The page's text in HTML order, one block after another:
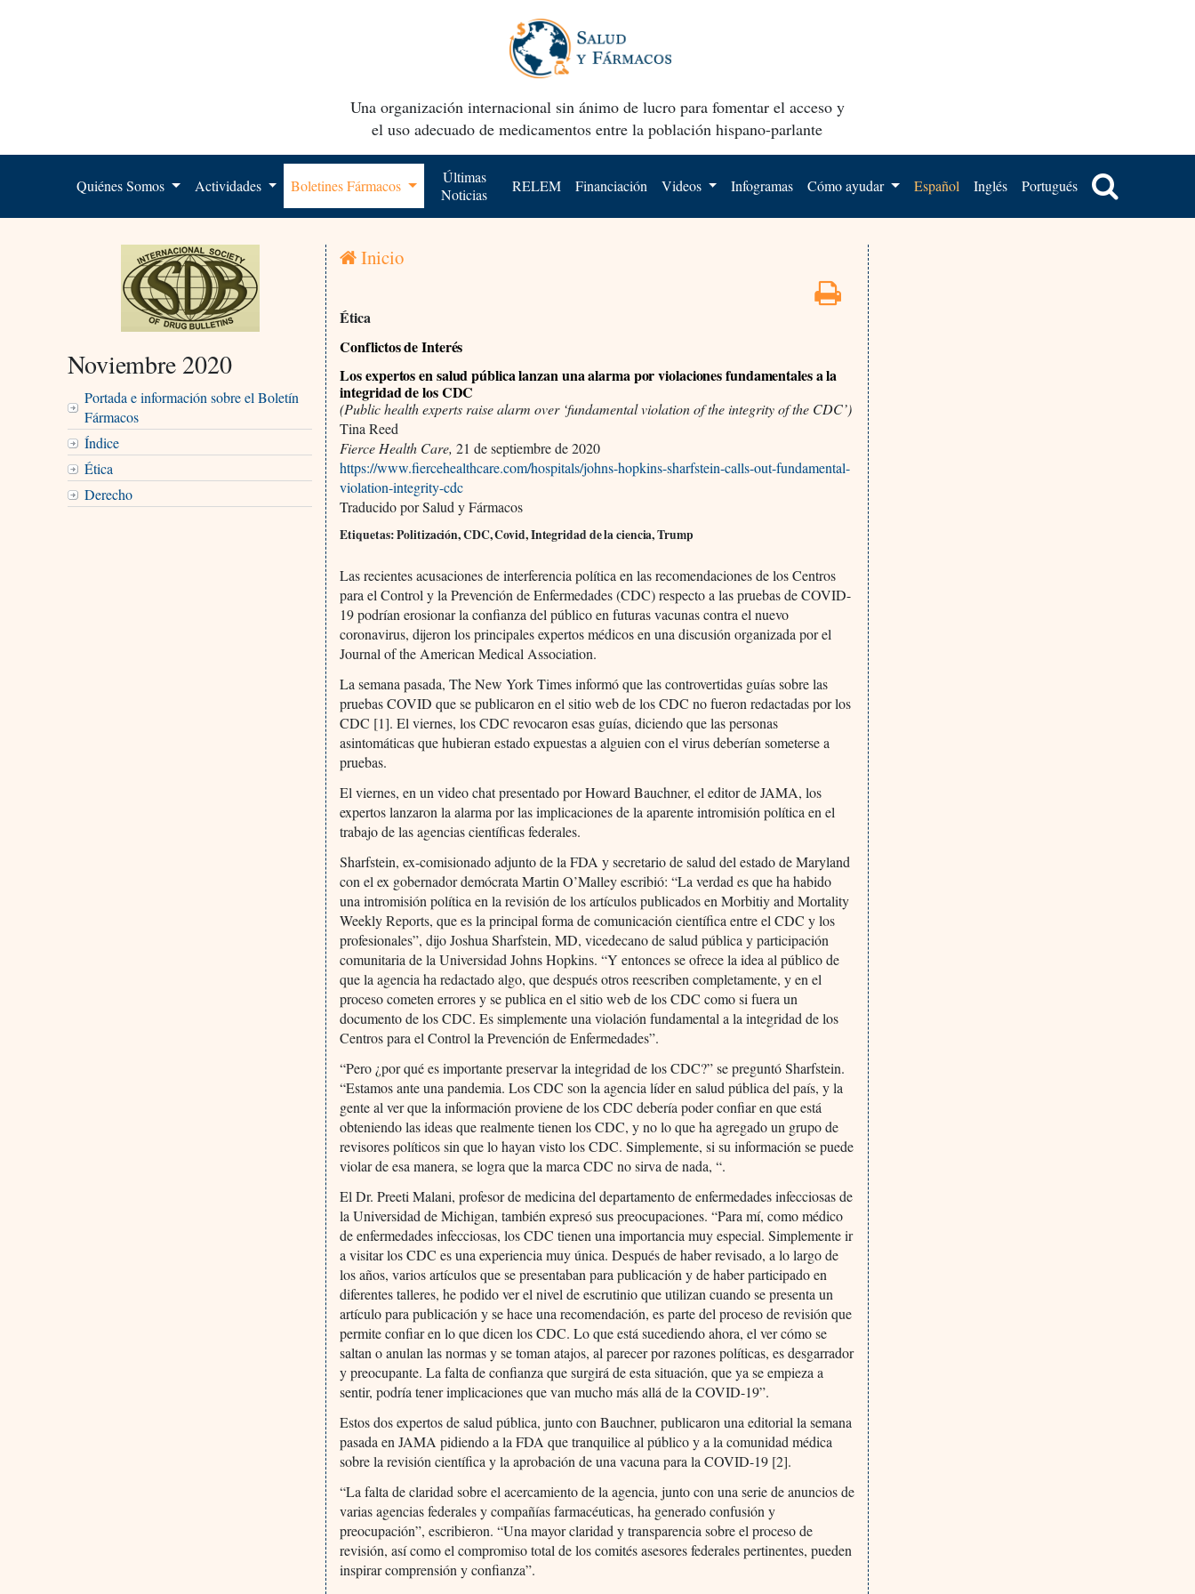
Una organización internacional sin ánimo de lucro para fomentar el acceso y
el uso adecuado de medicamentos entre la población hispano-parlante
Quiénes Somos Actividades Boletines Fármacos
Últimas
Noticias
RELEM Financiación Videos Infogramas Cómo ayudar Español Inglés Portugués
Noviembre 2020
Portada e información sobre el Boletín
Fármacos
Índice
Ética
Derecho
Inicio
Ética
Conflictos de Interés
Los expertos en salud pública lanzan una alarma por violaciones fundamentales a la
integridad de los CDC
(Public health experts raise alarm over ‘fundamental violation of the integrity of the CDC’)
Tina Reed
Fierce Health Care, 21 de septiembre de 2020
https://www.fiercehealthcare.com/hospitals/johns-hopkins-sharfstein-calls-out-fundamental-
violation-integrity-cdc
Traducido por Salud y Fármacos
Etiquetas: Politización, CDC, Covid, Integridad de la ciencia, Trump
Las recientes acusaciones de interferencia política en las recomendaciones de los Centros
para el Control y la Prevención de Enfermedades (CDC) respecto a las pruebas de COVID-
19 podrían erosionar la confianza del público en futuras vacunas contra el nuevo
coronavirus, dijeron los principales expertos médicos en una discusión organizada por el
Journal of the American Medical Association.
La semana pasada, The New York Times informó que las controvertidas guías sobre las
pruebas COVID que se publicaron en el sitio web de los CDC no fueron redactadas por los
CDC [1]. El viernes, los CDC revocaron esas guías, diciendo que las personas
asintomáticas que hubieran estado expuestas a alguien con el virus deberían someterse a
pruebas.
El viernes, en un video chat presentado por Howard Bauchner, el editor de JAMA, los
expertos lanzaron la alarma por las implicaciones de la aparente intromisión política en el
trabajo de las agencias científicas federales.
Sharfstein, ex-comisionado adjunto de la FDA y secretario de salud del estado de Maryland
con el ex gobernador demócrata Martin O’Malley escribió: “La verdad es que ha habido
una intromisión política en la revisión de los artículos publicados en Morbitiy and Mortality
Weekly Reports, que es la principal forma de comunicación científica entre el CDC y los
profesionales”, dijo Joshua Sharfstein, MD, vicedecano de salud pública y participación
comunitaria de la Universidad Johns Hopkins. “Y entonces se ofrece la idea al público de
que la agencia ha redactado algo, que después otros reescriben completamente, y en el
proceso cometen errores y se publica en el sitio web de los CDC como si fuera un
documento de los CDC. Es simplemente una violación fundamental a la integridad de los
Centros para el Control la Prevención de Enfermedades”.
“Pero ¿por qué es importante preservar la integridad de los CDC?” se preguntó Sharfstein.
“Estamos ante una pandemia. Los CDC son la agencia líder en salud pública del país, y la
gente al ver que la información proviene de los CDC debería poder confiar en que está
obteniendo las ideas que realmente tienen los CDC, y no lo que ha agregado un grupo de
revisores políticos sin que lo hayan visto los CDC. Simplemente, si su información se puede
violar de esa manera, se logra que la marca CDC no sirva de nada, “.
El Dr. Preeti Malani, profesor de medicina del departamento de enfermedades infecciosas de
la Universidad de Michigan, también expresó sus preocupaciones. “Para mí, como médico
de enfermedades infecciosas, los CDC tienen una importancia muy especial. Simplemente ir
a visitar los CDC es una experiencia muy única. Después de haber revisado, a lo largo de
los años, varios artículos que se presentaban para publicación y de haber participado en
diferentes talleres, he podido ver el nivel de escrutinio que utilizan cuando se presenta un
artículo para publicación y se hace una recomendación, es parte del proceso de revisión que
permite confiar en lo que dicen los CDC. Lo que está sucediendo ahora, el ver cómo se
saltan o anulan las normas y se toman atajos, al parecer por razones políticas, es desgarrador
y preocupante. La falta de confianza que surgirá de esta situación, que ya se empieza a
sentir, podría tener implicaciones que van mucho más allá de la COVID-19”.
Estos dos expertos de salud pública, junto con Bauchner, publicaron una editorial la semana
pasada en JAMA pidiendo a la FDA que tranquilice al público y a la comunidad médica
sobre la revisión científica y la aprobación de una vacuna para la COVID-19 [2].
“La falta de claridad sobre el acercamiento de la agencia, junto con una serie de anuncios de
varias agencias federales y compañías farmacéuticas, ha generado confusión y
preocupación”, escribieron. “Una mayor claridad y transparencia sobre el proceso de
revisión, así como el compromiso total de los comités asesores federales pertinentes, pueden
inspirar comprensión y confianza”.